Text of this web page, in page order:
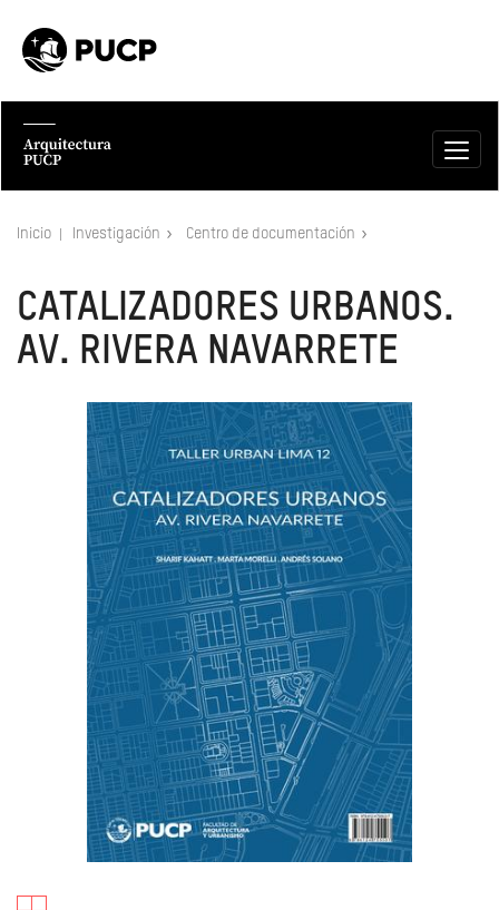
Inicio Investigación Centro de documentación
CATALIZADORES URBANOS.
AV. RIVERA NAVARRETE